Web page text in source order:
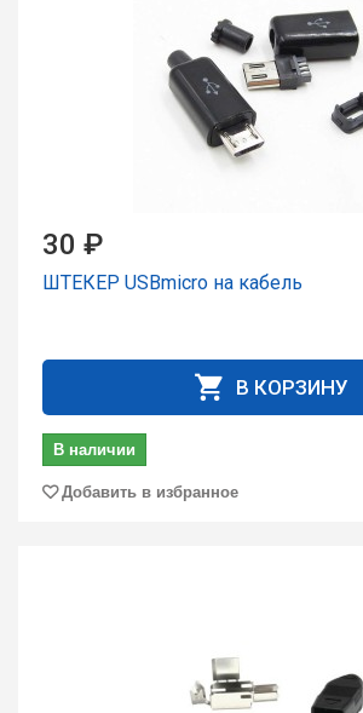
30 ₽
ШТЕКЕР USBmicro на кабель
В КОРЗИНУ
В наличии
Добавить в избранное